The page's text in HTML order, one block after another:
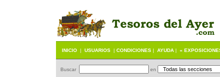
INICIO | USUARIOS | CONDICIONES | AYUDA | «
Buscar en